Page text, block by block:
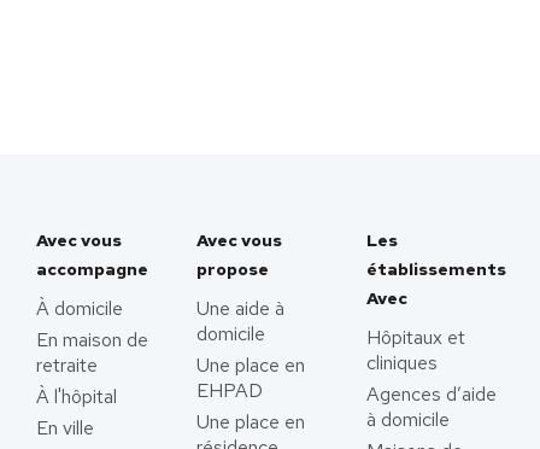
Avec vous
accompagne
À domicile
En maison de
retraite
À l'hôpital
En ville
Avec vous
propose
Une aide à
domicile
Une place en
EHPAD
Une place en
Les
établissements
Avec
Hôpitaux et
cliniques
Agences d’aide
à domicile